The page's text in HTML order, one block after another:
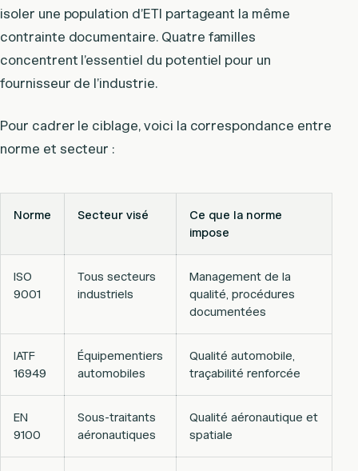
isoler une population d’ETI partageant la même
contrainte documentaire. Quatre familles
concentrent l’essentiel du potentiel pour un
fournisseur de l’industrie.
Pour cadrer le ciblage, voici la correspondance entre
norme et secteur :
Norme Secteur visé
Ce que la norme
impose
ISO
9001
Tous secteurs
industriels
Management de la
qualité, procédures
documentées
IATF
16949
Équipementiers
automobiles
Qualité automobile,
traçabilité renforcée
EN
9100
Sous-traitants
aéronautiques
Qualité aéronautique et
spatiale